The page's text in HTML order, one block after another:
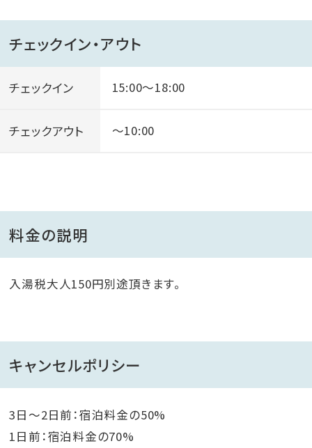
チェックイン・アウト
チェックイン 15:00～18:00
チェックアウト ～10:00
料金の説明
入湯税大人150円別途頂きます。
キャンセルポリシー
3日～2日前：宿泊料金の50%
1日前：宿泊料金の70%